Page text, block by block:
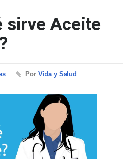
sirve Aceite
PorVida y Salud